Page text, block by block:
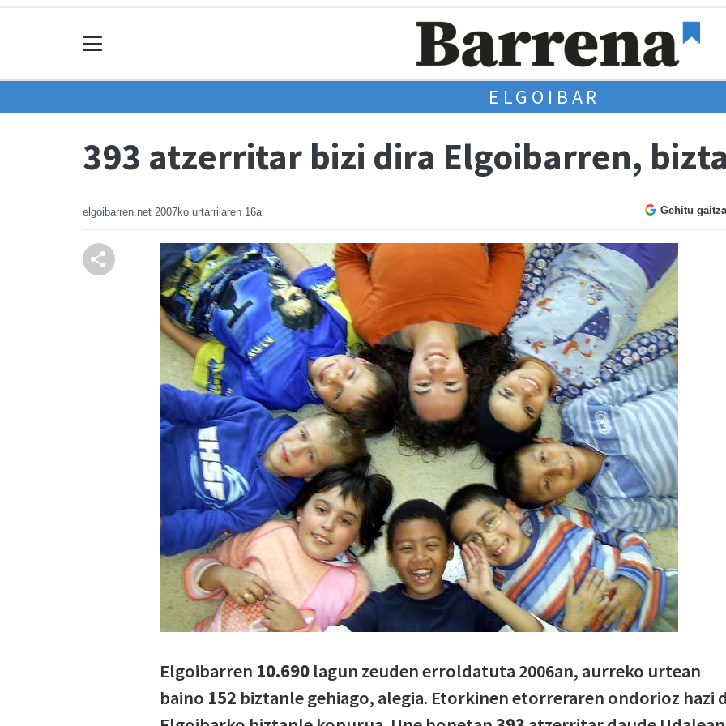
ELGOIBAR
393 atzerritar bizi dira Elgoibarren,
elgoibarren.net 2007ko urtarrilaren 16a Gehitu
Elgoibarren 10.690 lagun zeuden erroldatuta 2006an, aurreko urtean
baino 152 biztanle gehiago, alegia. Etorkinen etorreraren ondorioz hazi